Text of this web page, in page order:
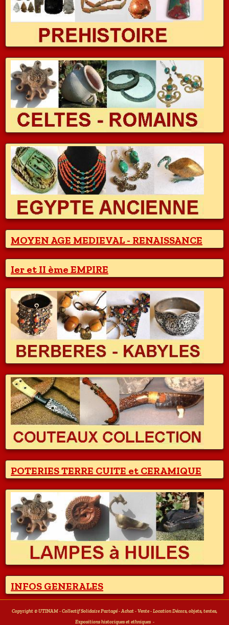
MOYEN AGE MEDIEVAL - RENAISSANCE
Ier et II ème EMPIRE
POTERIES TERRE CUITE et CERAMIQUE
INFOS GENERALES
Copyright © UTINAM - Collectif Solidaire Partagé - Achat - Vente - Location Décors, objets, tentes,
Expositions historiques et ethniques -